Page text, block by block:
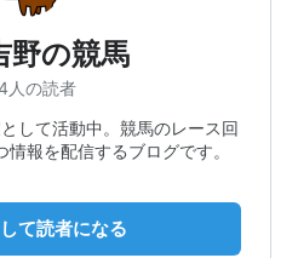
野の競馬
人の読者
して活動中。競馬のレース回
報を配信するブログです。
て読者になる